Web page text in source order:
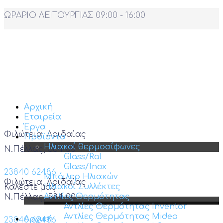
ΩΡΑΡΙΟ ΛΕΙΤΟΥΡΓΙΑΣ 09:00 - 16:00
Φιλώτεια, Αριδαίας
Ν.Πέλλας, 584 00
23840 62486
Καλέστε μας
Αρχική
Εταιρεία
Έργα
Προϊόντα
Ηλιακοί θερμοσίφωνες
Glass/Ral
Glass/Inox
Μπόιλερ Ηλιακών
Ηλιακοί Συλλέκτες
Αντλίες Θερμότητας
Αντλίες Θερμότητας Inventor
Αντλίες Θερμότητας Midea
Φιλώτεια, Αριδαίας
Ν.Πέλλας, 584 00
23840 62486
Αρχική